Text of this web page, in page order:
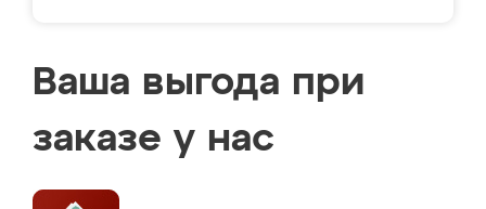
Ваша выгода при
заказе у нас